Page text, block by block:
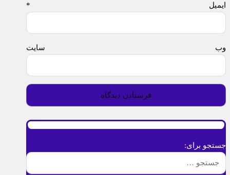
ایمیل *
وب‌ سایت
جستجو برای: